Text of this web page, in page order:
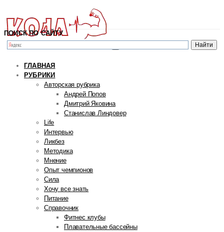
ПОИСК ПО САЙТУ
ГЛАВНАЯ
РУБРИКИ
Авторская рубрика
Андрей Попов
Дмитрий Яковина
Станислав Линдовер
Life
Интервью
Ликбез
Методика
Мнение
Опыт чемпионов
Сила
Хочу все знать
Питание
Справочник
Фитнес клубы
Плавательные бассейны